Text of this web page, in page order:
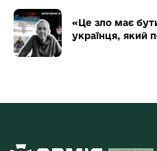
«Це зло має
українця, який